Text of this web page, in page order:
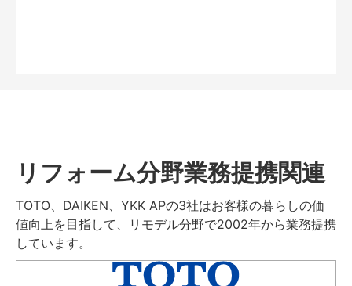
リフォーム分野業務提携関連
TOTO、DAIKEN、YKK APの3社はお客様の暮らしの価
値向上を目指して、リモデル分野で2002年から業務提携
しています。